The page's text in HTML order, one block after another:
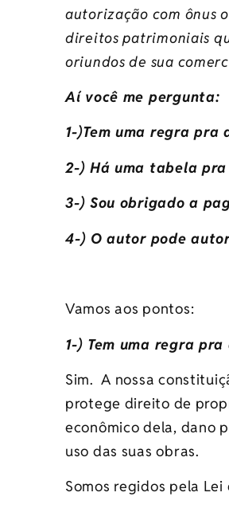
autorização com ônus
direitos patrimoniais
oriundos de sua
Aí você me pergunta:
1-)Tem uma regra pra
2-) Há uma tabela
3-) Sou obrigado a
4-) O autor pode
Vamos aos pontos:
1-) Tem uma regra
Sim. A nossa
protege direito de
econômico dela, dano
uso das suas obras.
Somos regidos pela